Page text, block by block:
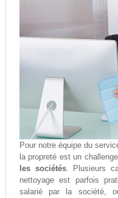
Pour notre équipe du
la propreté est un
les sociétés. Plusieurs
nettoyage est parfois
salarié par la société,